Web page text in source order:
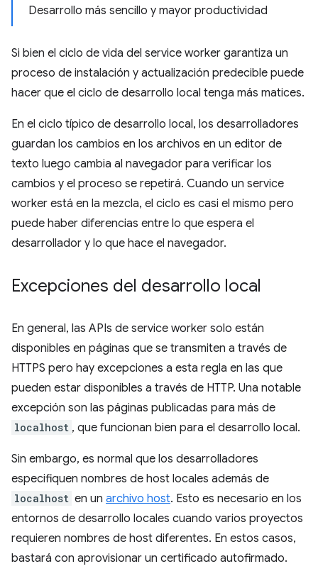
Desarrollo más sencillo y mayor productividad
Si bien el ciclo de vida del service worker garantiza un
proceso de instalación y actualización predecible puede
hacer que el ciclo de desarrollo local tenga más matices.
En el ciclo típico de desarrollo local, los desarrolladores
guardan los cambios en los archivos en un editor de
texto luego cambia al navegador para verificar los
cambios y el proceso se repetirá. Cuando un service
worker está en la mezcla, el ciclo es casi el mismo pero
puede haber diferencias entre lo que espera el
desarrollador y lo que hace el navegador.
Excepciones del desarrollo local
En general, las APIs de service worker solo están
disponibles en páginas que se transmiten a través de
HTTPS pero hay excepciones a esta regla en las que
pueden estar disponibles a través de HTTP. Una notable
excepción son las páginas publicadas para más de
localhost , que funcionan bien para el desarrollo local.
Sin embargo, es normal que los desarrolladores
especifiquen nombres de host locales además de
localhost en un archivo host. Esto es necesario en los
entornos de desarrollo locales cuando varios proyectos
requieren nombres de host diferentes. En estos casos,
bastará con aprovisionar un certificado autofirmado.